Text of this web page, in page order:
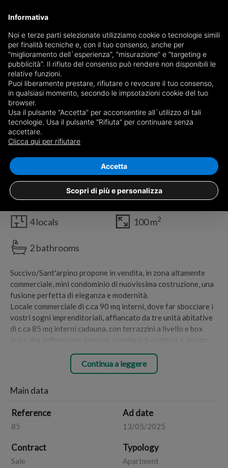
Four-room apartment Succivo
€ 250.000
4 locals 100 m2
2 bathrooms
Succivo/Sant'arpino propone in vendita, in zona altamente
commerciale, mini condominio di nuovissima costruzione, una
fusione perfetta di eleganza e modernità.
Locale commerciale di c.ca 90 mq interni, dove far sbocciare i
vostri sogni imprenditoriali, affiancato da tre unità abitative
di c.ca 85 mq interni cadauna, con terrazzini a livello e box
auto, che definiscono il nuovo standard di comfort e design.
ispirare la vita che avete sempre desiderato.
Prenotate il vostro appuntamento e iniziate il viaggio verso
Il gruppo Edacasa è qui per guidarvi verso non solo una nuova
abitazione, ma un nuovo capitolo esaltante della vostra vita.
Contattateci per scoprire di più e per prenotare la vostra
Non lasciatevi sfuggire questa meravigliosa opportunità nel
panorama immobiliare tra SANT'ARPINO e SUCCIVO, Il
Continua a leggere
Main data
Reference
85
Ad date
13/05/2025
Contract
Sale
Typology
Apartment
Informativa
Noi e terze parti selezionate utilizziamo cookie o tecnologie simili
per finalità tecniche e, con il tuo consenso, anche per
“miglioramento dell`esperienza”, “misurazione” e “targeting e
pubblicità”. Il rifiuto del consenso può rendere non disponibili le
relative funzioni.
Puoi liberamente prestare, rifiutare o revocare il tuo consenso,
in qualsiasi momento, secondo le impsotazioni cookie del tuo
browser.
Usa il pulsante “Accetta” per acconsentire all`utilizzo di tali
tecnologie. Usa il pulsante “Rifiuta” per continuare senza
accettare.
Clicca qui per rifiutare
Scopri di più e personalizza
Accetta